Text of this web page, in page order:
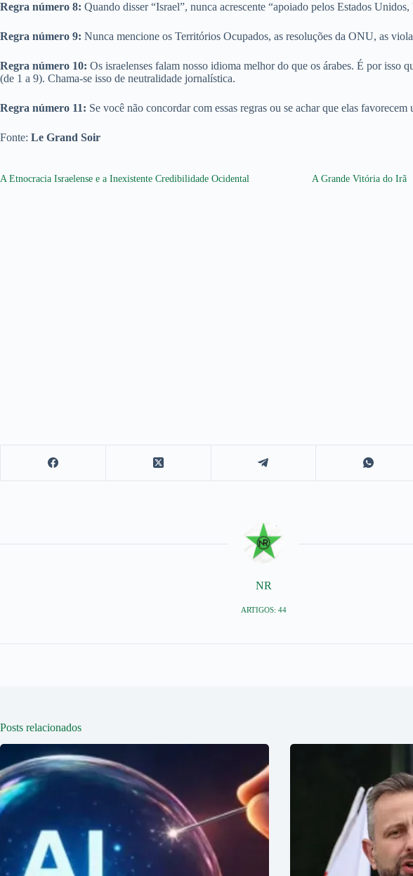
Regra número 8: Quando disser “Israel”, nunca acrescente “apoiado pelos Estados
Regra número 9: Nunca mencione os Territórios Ocupados, as resoluções da ONU, as
Regra número 10: Os israelenses falam nosso idioma melhor do que os árabes. É por isso
(de 1 a 9). Chama-se isso de neutralidade jornalística.
Regra número 11: Se você não concordar com essas regras ou se achar que elas
Fonte: Le Grand Soir
A Etnocracia Israelense e a Inexistente Credibilidade Ocidental A Grande Vitória do Irã
NR
ARTIGOS: 44
Posts relacionados